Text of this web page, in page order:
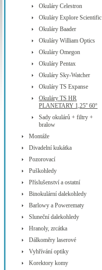
Okuláry Celestron
Okuláry Explore Scientific
Okuláry Baader
Okuláry William Optics
Okuláry Omegon
Okuláry Pentax
Okuláry Sky-Watcher
Okuláry TS Expanse
Okuláry TS HR
PLANETARY 1,25'' 60°
Sady okulárů + filtry +
bralow
Montáže
Divadelní kukátka
Pozorovací
Puškohledy
Příslušenství a ostatní
Binokulární dalekohledy
Barlowy a Powerematy
Sluneční dalekohledy
Hranoly, zrcátka
Dálkoměry laserové
Vyhřívání optiky
Korektory komy